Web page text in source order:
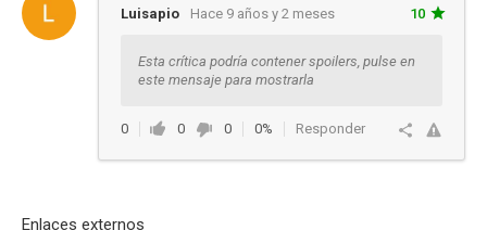
Luisapio Hace 9 años y 2 meses 10
Esta crítica podría contener spoilers, pulse en
este mensaje para mostrarla
0 0 0 0% Responder
Enlaces externos